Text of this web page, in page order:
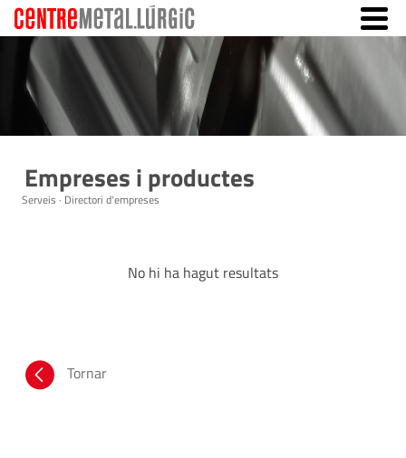
Empreses i productes
Serveis · Directori d'empreses
No hi ha hagut resultats
Tornar